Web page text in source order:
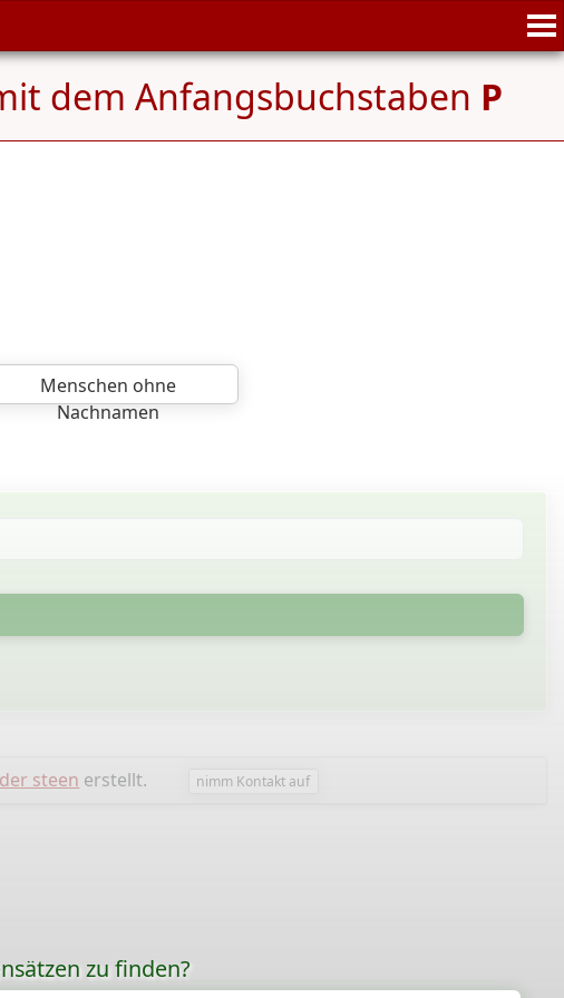
dem Anfangsbuchstaben P
Menschen ohne
Nachnamen
steen erstellt. nimm Kontakt auf
zu finden?